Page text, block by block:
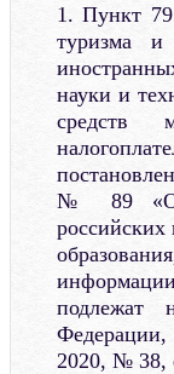
1. Пункт 79
туризма и
науки и
средств
№ 89 «Об
подлежат
2020, № 38,